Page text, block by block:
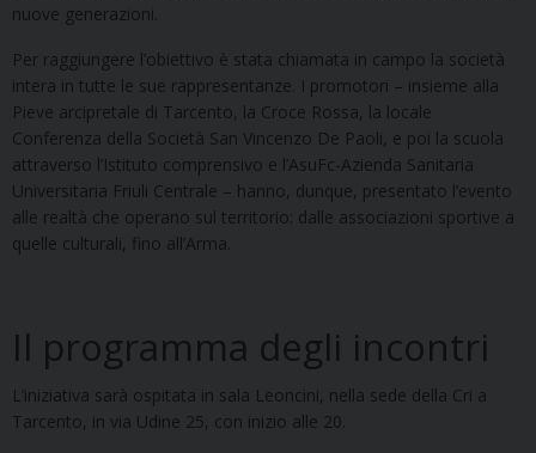
nuove generazioni.
Per raggiungere l’obiettivo è stata chiamata in campo la società
intera in tutte le sue rappresentanze. I promotori – insieme alla
Pieve arcipretale di Tarcento, la Croce Rossa, la locale
Conferenza della Società San Vincenzo De Paoli, e poi la scuola
attraverso l’Istituto comprensivo e l’AsuFc-Azienda Sanitaria
Universitaria Friuli Centrale – hanno, dunque, presentato l’evento
alle realtà che operano sul territorio: dalle associazioni sportive a
quelle culturali, fino all’Arma.
Il programma degli incontri
L’iniziativa sarà ospitata in sala Leoncini, nella sede della Cri a
Tarcento, in via Udine 25, con inizio alle 20.